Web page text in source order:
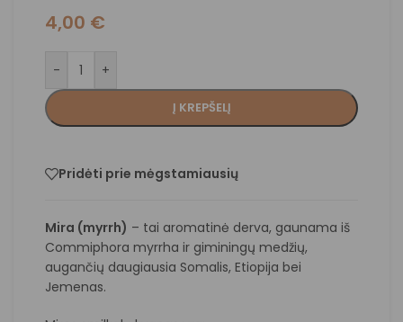
4,00 €
- +
Į KREPŠELĮ
Pridėti prie mėgstamiausių
Mira (myrrh) – tai aromatinė derva, gaunama iš
Commiphora myrrha ir giminingų medžių,
augančių daugiausia Somalis, Etiopija bei
Jemenas.